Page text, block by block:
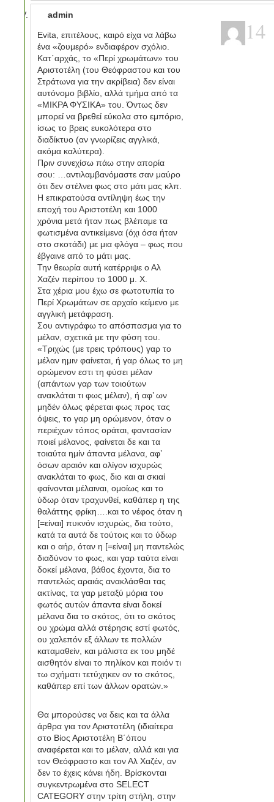
admin
14
Evita, επιτέλους, καιρό είχα να λάβω
ένα «ζουμερό» ενδιαφέρον σχόλιο.
Κατ΄αρχάς, το «Περί χρωμάτων» του
Αριστοτέλη (του Θεόφραστου και του
Στράτωνα για την ακρίβεια) δεν είναι
αυτόνομο βιβλίο, αλλά τμήμα από τα
«ΜΙΚΡΑ ΦΥΣΙΚΑ» του. Όντως δεν
μπορεί να βρεθεί εύκολα στο εμπόριο,
ίσως το βρεις ευκολότερα στο
διαδίκτυο (αν γνωρίζεις αγγλικά,
ακόμα καλύτερα).
Πριν συνεχίσω πάω στην απορία
σου: …αντιλαμβανόμαστε σαν μαύρο
ότι δεν στέλνει φως στο μάτι μας κλπ.
Η επικρατούσα αντίληψη έως την
εποχή του Αριστοτέλη και 1000
χρόνια μετά ήταν πως βλέπαμε τα
φωτισμένα αντικείμενα (όχι όσα ήταν
στο σκοτάδι) με μια φλόγα – φως που
έβγαινε από το μάτι μας.
Την θεωρία αυτή κατέρριψε ο Αλ
Χαζέν περίπου το 1000 μ. Χ.
Στα χέρια μου έχω σε φωτοτυπία το
Περί Χρωμάτων σε αρχαίο κείμενο με
αγγλική μετάφραση.
Σου αντιγράφω το απόσπασμα για το
μέλαν, σχετικά με την φύση του.
«Τριχώς (με τρεις τρόπους) γαρ το
μέλαν ημιν φαίνεται, ή γαρ όλως το μη
ορώμενον εστι τη φύσει μέλαν
(απάντων γαρ των τοιούτων
ανακλάται τι φως μέλαν), ή αφ’ ων
μηδέν όλως φέρεται φως προς τας
όψεις, το γαρ μη ορώμενον, όταν ο
περιέχων τόπος οράται, φαντασίαν
ποιεί μέλανος, φαίνεται δε και τα
τοιαύτα ημίν άπαντα μέλανα, αφ’
όσων αραιόν και ολίγον ισχυρώς
ανακλάται το φως, διο και αι σκιαί
φαίνονται μέλαιναι, ομοίως και το
ύδωρ όταν τραχυνθεί, καθάπερ η της
θαλάττης φρίκη….και το νέφος όταν η
[=είναι] πυκνόν ισχυρώς, δια τούτο,
κατά τα αυτά δε τούτοις και το ύδωρ
και ο αήρ, όταν η [=είναι] μη παντελώς
διαδύνον το φως, και γαρ ταύτα είναι
δοκεί μέλανα, βάθος έχοντα, δια το
παντελώς αραιάς ανακλάσθαι τας
ακτίνας, τα γαρ μεταξύ μόρια του
φωτός αυτών άπαντα είναι δοκεί
μέλανα δια το σκότος, ότι το σκότος
ου χρώμα αλλά στέρησις εστί φωτός,
ου χαλεπόν εξ άλλων τε πολλών
καταμαθείν, και μάλιστα εκ του μηδέ
αισθητόν είναι το πηλίκον και ποιόν τι
τω σχήματι τετύχηκεν ον το σκότος,
καθάπερ επί των άλλων ορατών.»
Θα μπορούσες να δεις και τα άλλα
άρθρα για τον Αριστοτέλη (ιδιαίτερα
στο Βίος Αριστοτέλη Β΄όπου
αναφέρεται και το μέλαν, αλλά και για
τον Θεόφραστο και τον Αλ Χαζέν, αν
δεν το έχεις κάνει ήδη. Βρίσκονται
συγκεντρωμένα στο SELECT
CATEGORY στην τρίτη στήλη, στην